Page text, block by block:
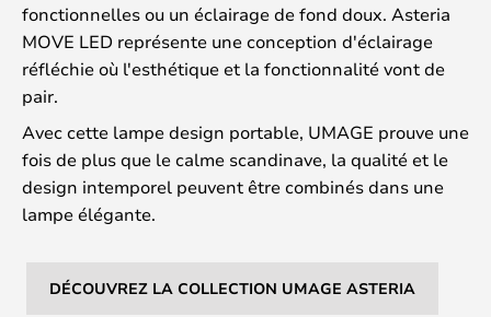
fonctionnelles ou un éclairage de fond doux. Asteria
MOVE LED représente une conception d'éclairage
réfléchie où l'esthétique et la fonctionnalité vont de
pair.
Avec cette lampe design portable, UMAGE prouve une
fois de plus que le calme scandinave, la qualité et le
design intemporel peuvent être combinés dans une
lampe élégante.
DÉCOUVREZ LA COLLECTION UMAGE ASTERIA